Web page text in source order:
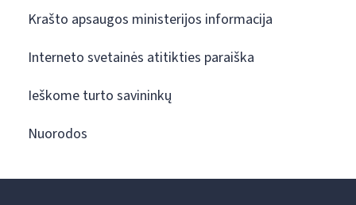
Krašto apsaugos ministerijos informacija
Interneto svetainės atitikties paraiška
Ieškome turto savininkų
Nuorodos